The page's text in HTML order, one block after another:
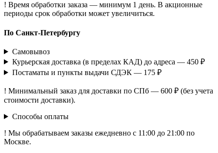
! Время обработки заказа — минимум 1 день. В акционные
периоды срок обработки может увеличиться.
По Санкт-Петербургу
Самовывоз
Курьерская доставка (в пределах КАД) до адреса — 450 ₽
Постаматы и пункты выдачи СДЭК — 175 ₽
! Минимальный заказ для доставки по СПб — 600 ₽ (без учета
стоимости доставки).
Способы оплаты
! Мы обрабатываем заказы ежедневно с 11:00 до 21:00 по
Москве.